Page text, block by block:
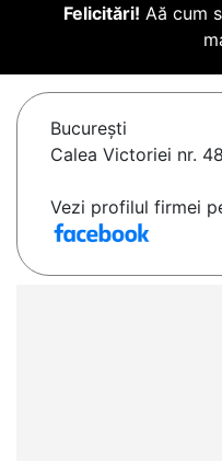
Felicitări! Aă cum
Bucureşti
Calea Victoriei nr.
Vezi profilul firmei